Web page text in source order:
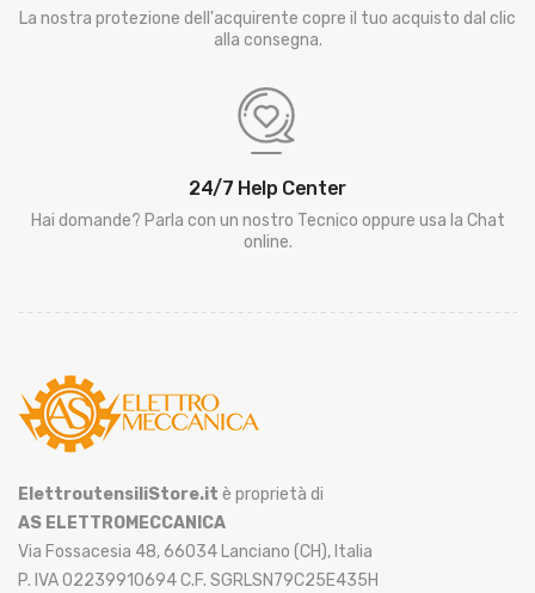
La nostra protezione dell'acquirente copre il tuo acquisto dal clic
alla consegna.
24/7 Help Center
Hai domande? Parla con un nostro Tecnico oppure usa la Chat
online.
ElettroutensiliStore.it è proprietà di
AS ELETTROMECCANICA
Via Fossacesia 48, 66034 Lanciano (CH), Italia
P. IVA 02239910694 C.F. SGRLSN79C25E435H